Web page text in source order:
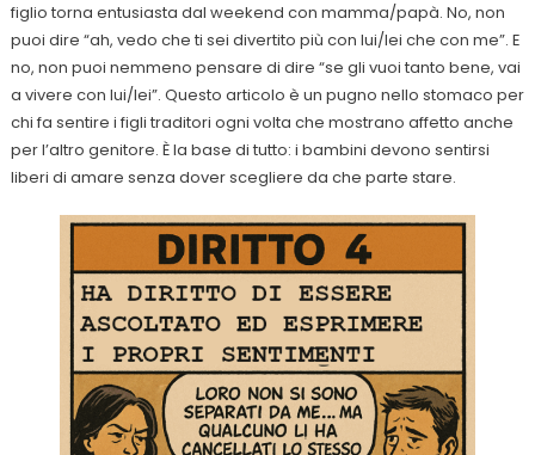
figlio torna entusiasta dal weekend con mamma/papà. No, non
puoi dire “ah, vedo che ti sei divertito più con lui/lei che con me”. E
no, non puoi nemmeno pensare di dire “se gli vuoi tanto bene, vai
a vivere con lui/lei”. Questo articolo è un pugno nello stomaco per
chi fa sentire i figli traditori ogni volta che mostrano affetto anche
per l’altro genitore. È la base di tutto: i bambini devono sentirsi
liberi di amare senza dover scegliere da che parte stare.